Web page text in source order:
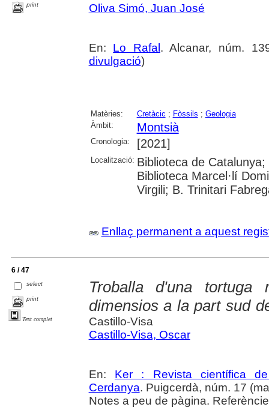
print Oliva Simó, Juan José
En: Lo Rafal . Alcanar, núm.
divulgació)
Matèries: Cretàcic ; Fòssils ; Geologia
Àmbit:
Montsià
Cronologia: [2021]
Localització: Biblioteca de
Biblioteca Marcel·lí
Virgili; B. Trinitari
Enllaç permanent a aquest
6 / 47
select
print
Text complet
Troballa d'una tortuga
dimensios a la part sud
Castillo-Visa
Castillo-Visa, Oscar
En: Ker : Revista científica
Cerdanya. Puigcerdà, núm. 17
Notes a peu de pàgina.